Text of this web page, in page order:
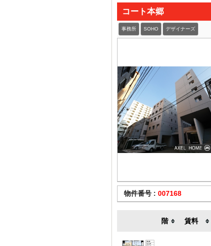
コート本郷
事務所 SOHO デザイナーズ
物件番号 : 007168
階 賃料